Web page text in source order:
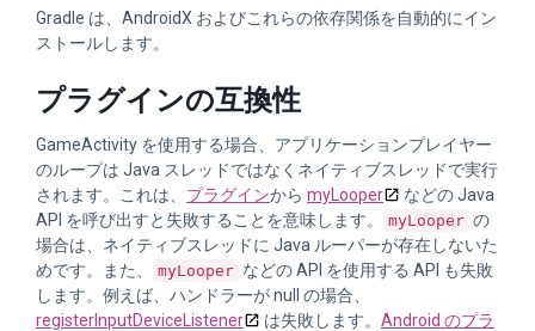
Gradle は、AndroidX およびこれらの依存関係を自動的にイン
ストールします。
プラグインの互換性
GameActivity を使用する場合、アプリケーションプレイヤー
のループは Java スレッドではなくネイティブスレッドで実行
されます。これは、 プラグインから myLooper
などの Java
API を呼び出すと失敗することを意味します。
myLooper の
場合は、ネイティブスレッドに Java ルーパーが存在しないた
めです。また、
myLooper などの API を使用する API も失敗
します。例えば、ハンドラーが null の場合、
registerInputDeviceListener
は失敗します。 Android のプラ